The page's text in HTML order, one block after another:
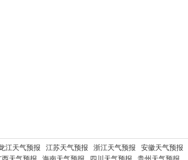
江天气预报 江苏天气预报 浙江天气预报 安徽天气预报